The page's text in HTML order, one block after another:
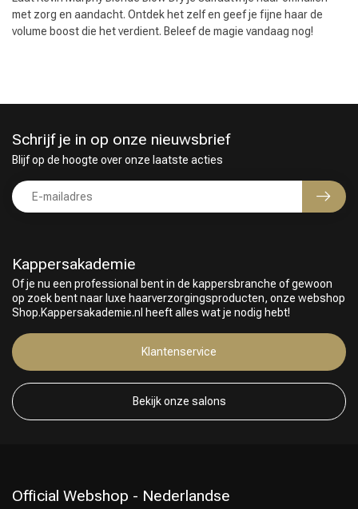
Keuze van onze Kappers
met zorg en aandacht. Ontdek het zelf en geef je fijne haar de
volume boost die het verdient. Beleef de magie vandaag nog!
Kappersakademie
Of je nu een professional bent in de kappersbranche of gewoon
op zoek bent naar luxe haarverzorgingsproducten, onze webshop
Shop.Kappersakademie.nl heeft alles wat je nodig hebt!
Klantenservice
Bekijk onze salons
Schrijf je in op onze nieuwsbrief
Blijf op de hoogte over onze laatste acties
Official Webshop - Nederlandse